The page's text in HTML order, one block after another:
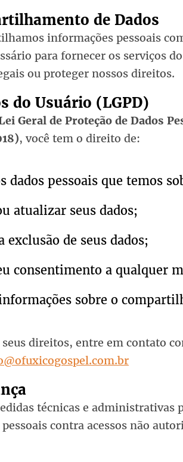
de Dados
informações pessoais
para fornecer os serviços
ou proteger nossos direitos.
do Usuário (LGPD)
Geral de Proteção de Dados
, você tem o direito de:
dados pessoais que temos
atualizar seus dados;
exclusão de seus dados;
consentimento a qualquer
sobre o
seus direitos, entre em contato
técnicas e administrativas
contra acessos não